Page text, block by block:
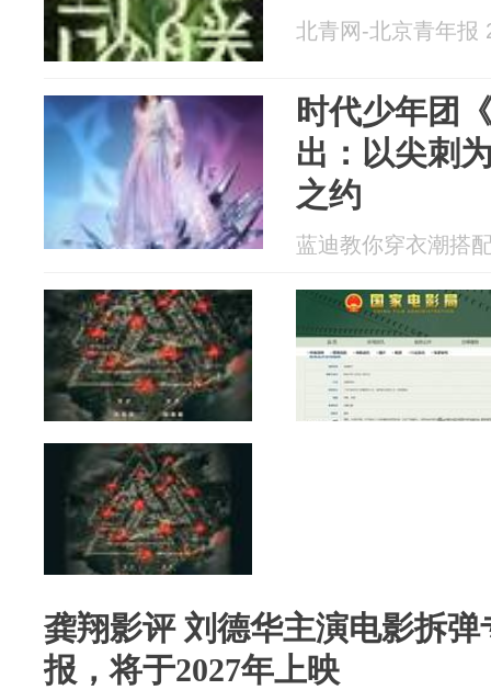
北青网-北京青年报
时代少年团
出：以尖刺
之约
蓝迪教你穿衣潮搭
龚翔影评 刘德华主演电影拆
报，将于2027年上映